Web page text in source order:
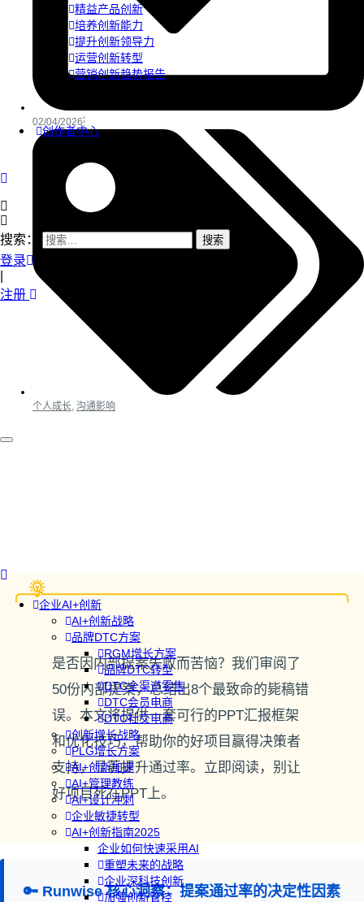
精益产品创新
培养创新能力
提升创新领导力
运营创新转型
营销创新趋势报告
创作者中心
搜索：
登录
注册
企业AI+创新
AI+创新战略
品牌DTC方案
RGM增长方案
品牌DTC转型
DTC全渠道零售
DTC会员电商
DTC社交电商
创新增长战略
PLG增长方案
AI+创新加速
AI+管理教练
AI+设计冲刺
企业敏捷转型
AI+创新指南2025
企业如何快速采用AI
重塑未来的战略
企业深科技创新
加强创新管控
02/04/2026
个人成长 沟通影响
是否因内部提案失败而苦恼？我们审阅了
50份内部提案，总结出8个最致命的毙稿错
误。本文将提供一套可行的PPT汇报框架
和优化技巧，帮助你的好项目赢得决策者
支持，显著提升通过率。立即阅读，别让
好项目死在PPT上。
🔑 Runwise 核心洞察：提案通过率的决定性因素